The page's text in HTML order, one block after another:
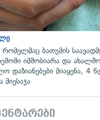
რომელმაც ბათუმის
იმშობიარა და
დაზიანებები მიაყენა, 4
მიესაჯა